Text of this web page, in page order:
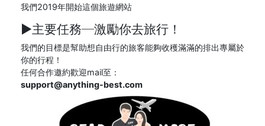
我們2019年開始這個旅遊網站
►主要任務─激勵你去旅行！
我們的目標是幫助想自由行的旅客能夠收穫滿滿的排出專屬於
你的行程！
任何合作邀約歡迎mail至：
support@anything-best.com